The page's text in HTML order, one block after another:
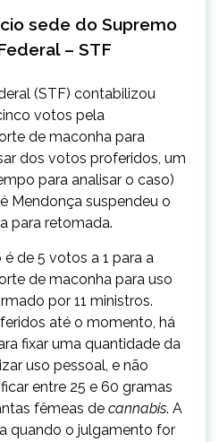
sede do Supremo
– STF
(STF) contabilizou
votos pela
de maconha para
dos votos proferidos, um
para analisar o caso)
Mendonça suspendeu o
para retomada.
de 5 votos a 1 para a
de maconha para uso
por 11 ministros.
até o momento, há
fixar uma quantidade da
uso pessoal, e não
entre 25 e 60 gramas
fêmeas de cannabis. A
quando o julgamento for